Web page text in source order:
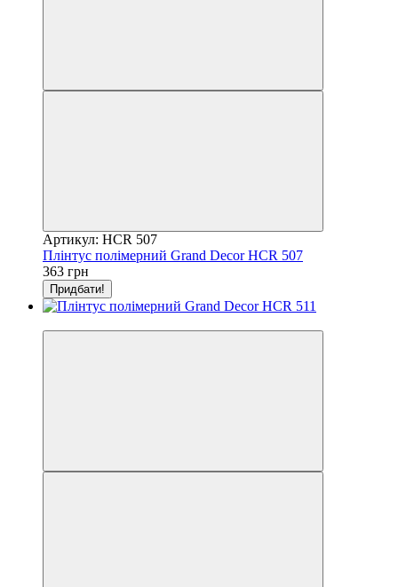
Артикул: HCR 507
Плінтус полімерний Grand Decor HCR 507
363 грн
Придбати!